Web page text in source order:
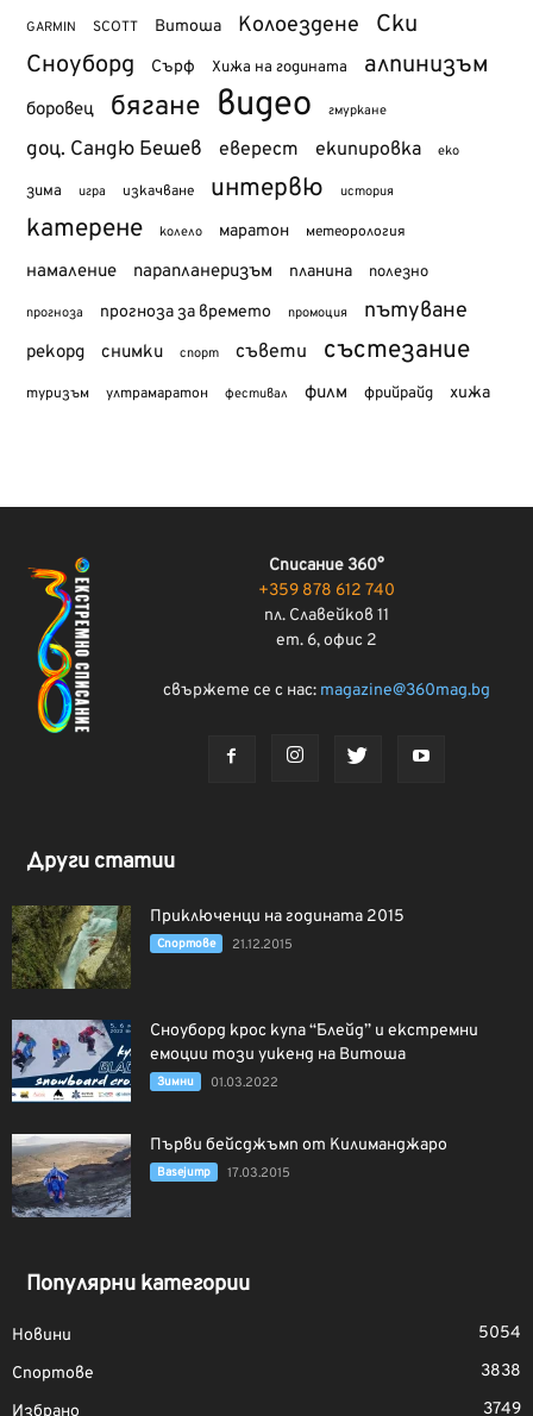
GARMIN SCOTT Витоша Колоездене Ски
Сноуборд Сърф Хижа на годината алпинизъм
боровец бягане видео гмуркане
доц. Сандю Бешев еверест екипировка еко
зима игра изкачване интервю история
катерене колело маратон метеорология
намаление парапланеризъм планина полезно
прогноза прогноза за времето промоция пътуване
рекорд снимки спорт съвети състезание
туризъм ултрамаратон фестивал филм фрийрайд хижа
Списание 360°
+359 878 612 740
пл. Славейков 11
ет. 6, офис 2
свържете се с нас: magazine@360mag.bg
Други статии
Приключенци на годината 2015
Спортове 21.12.2015
Сноуборд крос купа “Блейд” и екстремни
емоции този уикенд на Витоша
Зимни 01.03.2022
Първи бейсджъмп от Килиманджаро
Basejump 17.03.2015
Популярни категории
Новини
5054
Спортове
3838
Избрано
3749